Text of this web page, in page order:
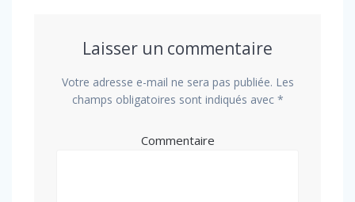
Laisser un commentaire
Votre adresse e-mail ne sera pas publiée. Les
champs obligatoires sont indiqués avec *
Commentaire